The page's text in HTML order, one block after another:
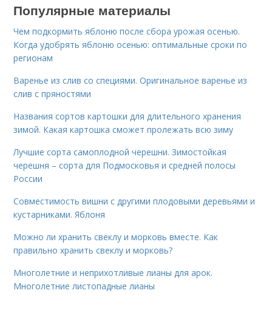
Популярные материалы
Чем подкормить яблоню после сбора урожая осенью.
Когда удобрять яблоню осенью: оптимальные сроки по
регионам
Варенье из слив со специями. Оригинальное варенье из
слив с пряностями
Названия сортов картошки для длительного хранения
зимой. Какая картошка сможет пролежать всю зиму
Лучшие сорта самоплодной черешни. Зимостойкая
черешня – сорта для Подмосковья и средней полосы
России
Совместимость вишни с другими плодовыми деревьями и
кустарниками. Яблоня
Можно ли хранить свеклу и морковь вместе. Как
правильно хранить свеклу и морковь?
Многолетние и неприхотливые лианы для арок.
Многолетние листопадные лианы